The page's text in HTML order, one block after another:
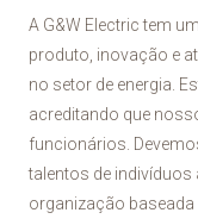
A G&W Electric tem
produto, inovação e
no setor de energia.
acreditando que
funcionários.
talentos de
organização baseada